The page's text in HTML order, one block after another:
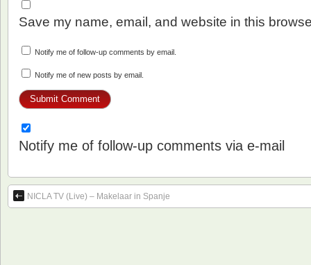
Save my name, email, and website in this
Notify me of follow-up comments by email.
Notify me of new posts by email.
Notify me of follow-up comments via e-mail
NICLA TV (Live) – Makelaar in Spanje